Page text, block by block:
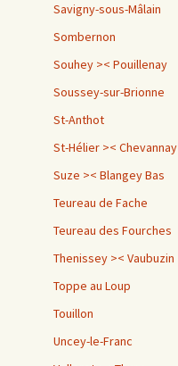
Savigny-sous-Mâlain
Sombernon
Souhey >< Pouillenay
Soussey-sur-Brionne
St-Anthot
St-Hélier >< Chevannay
Suze >< Blangey Bas
Teureau de Fache
Teureau des Fourches
Thenissey >< Vaubuzin
Toppe au Loup
Touillon
Uncey-le-Franc